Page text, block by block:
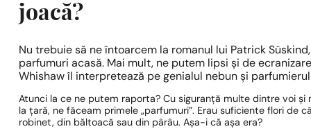
joacă?
Nu trebuie să ne întoarcem la romanul lui Patrick
parfumuri acasă. Mai mult, ne putem lipsi și de
Whishaw îl interpretează pe genialul nebun și
Atunci la ce ne putem raporta? Cu siguranță multe dintre voi
la țară, ne făceam primele „parfumuri”. Erau suficiente flori de
robinet, din băltoacă sau din pârâu. Așa-i că așa era?